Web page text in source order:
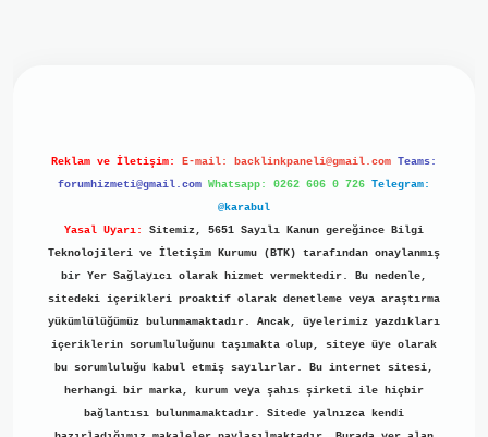
Reklam ve İletişim: E-mail: backlinkpaneli@gmail.com Teams:
forumhizmeti@gmail.com Whatsapp: 0262 606 0 726 Telegram:
@karabul
Yasal Uyarı:
Sitemiz, 5651 Sayılı Kanun gereğince Bilgi
Teknolojileri ve İletişim Kurumu (BTK) tarafından onaylanmış
bir Yer Sağlayıcı olarak hizmet vermektedir. Bu nedenle,
sitedeki içerikleri proaktif olarak denetleme veya araştırma
yükümlülüğümüz bulunmamaktadır. Ancak, üyelerimiz yazdıkları
içeriklerin sorumluluğunu taşımakta olup, siteye üye olarak
bu sorumluluğu kabul etmiş sayılırlar. Bu internet sitesi,
herhangi bir marka, kurum veya şahıs şirketi ile hiçbir
bağlantısı bulunmamaktadır. Sitede yalnızca kendi